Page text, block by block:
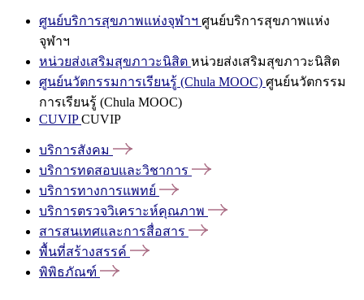
ศูนย์บริการสุขภาพแห่งจุฬาฯ ศูนย์บริการสุขภาพแห่ง
จุฬาฯ
หน่วยส่งเสริมสุขภาวะนิสิต หน่วยส่งเสริมสุขภาวะนิสิต
ศูนย์นวัตกรรมการเรียนรู้ (Chula MOOC) ศูนย์นวัตกรรม
การเรียนรู้ (Chula MOOC)
CUVIPCUVIP
บริการสังคม
บริการทดสอบและวิชาการ
บริการทางการแพทย์
บริการตรวจวิเคราะห์คุณภาพ
สารสนเทศและการสื่อสาร
พื้นที่สร้างสรรค์
พิพิธภัณฑ์